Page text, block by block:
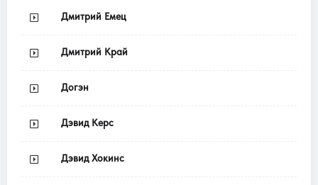
Дмитрий Емец
Дмитрий Край
Догэн
Дэвид Керс
Дэвид Хокинс